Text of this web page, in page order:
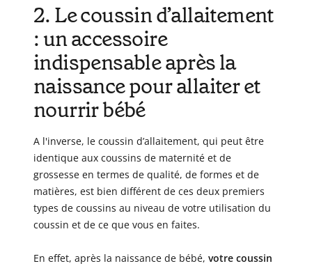
2. Le coussin d’allaitement
: un accessoire
indispensable après la
naissance pour allaiter et
nourrir bébé
A l'inverse, le coussin d’allaitement, qui peut être
identique aux coussins de maternité et de
grossesse en termes de qualité, de formes et de
matières, est bien différent de ces deux premiers
types de coussins au niveau de votre utilisation du
coussin et de ce que vous en faites.
En effet, après la naissance de bébé, votre coussin